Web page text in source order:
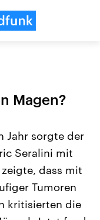
Beiträge,
Magen?
Jahr sorgte der
Seralini mit
dass mit
Tumoren
kritisierten die